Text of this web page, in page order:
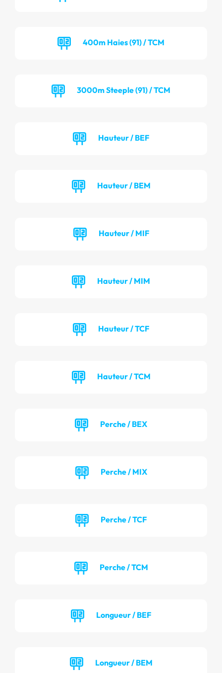
400m Haies (91) / TCM
3000m Steeple (91) / TCM
Hauteur / BEF
Hauteur / BEM
Hauteur / MIF
Hauteur / MIM
Hauteur / TCF
Hauteur / TCM
Perche / BEX
Perche / MIX
Perche / TCF
Perche / TCM
Longueur / BEF
Longueur / BEM